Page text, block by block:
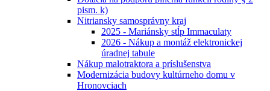
pism. k)
Nitriansky samosprávny kraj
2025 - Mariánsky stĺp Immaculaty
2026 - Nákup a montáž elektronickej
úradnej tabule
Nákup malotraktora a príslušenstva
Modernizácia budovy kultúrneho domu v
Hronovciach